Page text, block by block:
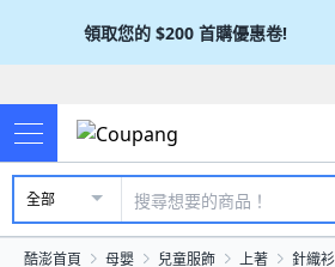
領取您的 $200 首購優惠卷!
全部
酷澎首頁 母嬰 兒童服飾 上著 針織衫